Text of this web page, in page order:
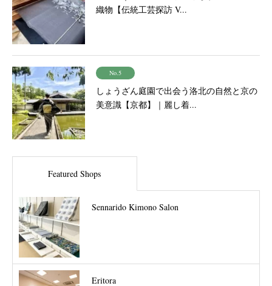
織物【伝統工芸探訪 V...
No.5
しょうざん庭園で出会う洛北の自然と京の
美意識【京都】｜麗し着...
Featured Shops
Sennarido Kimono Salon
Eritora